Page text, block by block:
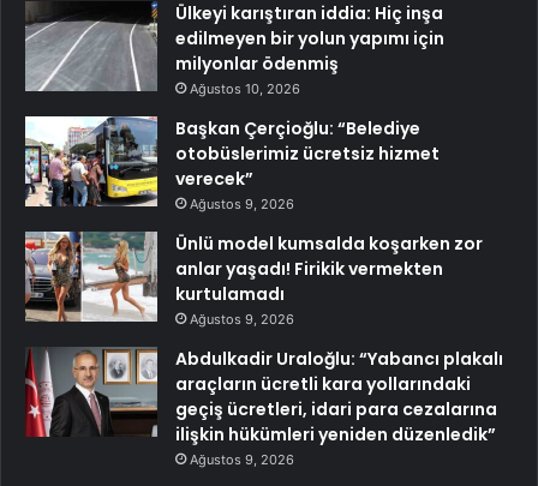
Ülkeyi karıştıran iddia: Hiç inşa
edilmeyen bir yolun yapımı için
milyonlar ödenmiş
Ağustos 10, 2026
Başkan Çerçioğlu: “Belediye
otobüslerimiz ücretsiz hizmet
verecek”
Ağustos 9, 2026
Ünlü model kumsalda koşarken zor
anlar yaşadı! Firikik vermekten
kurtulamadı
Ağustos 9, 2026
Abdulkadir Uraloğlu: “Yabancı plakalı
araçların ücretli kara yollarındaki
geçiş ücretleri, idari para cezalarına
ilişkin hükümleri yeniden düzenledik”
Ağustos 9, 2026